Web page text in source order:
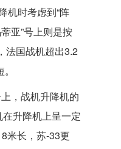
机时考虑到“阵
亚”号上则是按
法国战机超出3.2
，战机升降机的
升降机上呈一定
米长，苏-33更